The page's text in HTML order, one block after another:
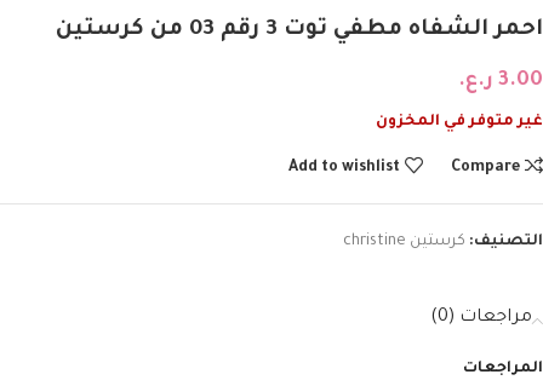
احمر الشفاه مطفي توت 3 رقم 03 من كرستين
3.00 ر.ع.
غير متوفر في المخزون
Compare
Add to wishlist
التصنيف: كرستين christine
مراجعات (0)
المراجعات